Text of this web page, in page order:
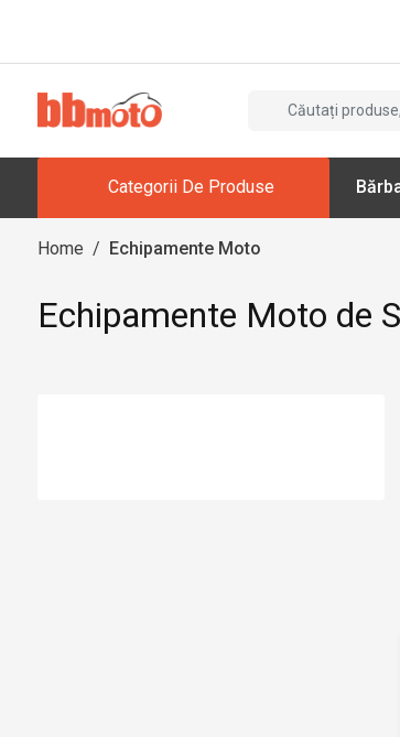
Categorii De Produse
Home / Echipamente Moto
Echipamente Moto de